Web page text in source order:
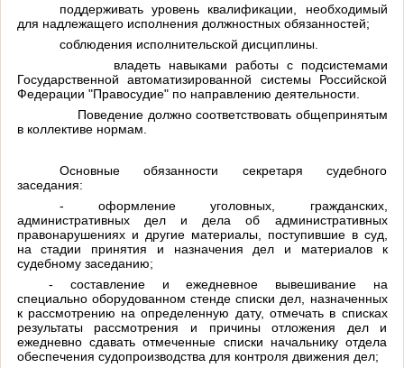
поддерживать уровень квалификации, необходимый
для надлежащего исполнения должностных обязанностей;
соблюдения исполнительской дисциплины.
владеть навыками работы с подсистемами
Государственной автоматизированной системы Российской
Федерации "Правосудие" по направлению деятельности.
Поведение должно соответствовать общепринятым
в коллективе нормам.
Основные обязанности секретаря судебного
заседания:
- оформление уголовных, гражданских,
административных дел и дела об административных
правонарушениях и другие материалы, поступившие в суд,
на стадии принятия и назначения дел и материалов к
судебному заседанию;
- составление и ежедневное вывешивание на
специально оборудованном стенде списки дел, назначенных
к рассмотрению на определенную дату, отмечать в списках
результаты рассмотрения и причины отложения дел и
ежедневно сдавать отмеченные списки начальнику отдела
обеспечения судопроизводства для контроля движения дел;